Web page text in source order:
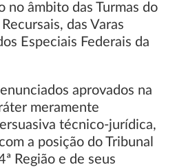
âmbito das Turmas do
das Varas
Especiais Federais da
aprovados na
meramente
técnico-jurídica,
a posição do Tribunal
Região e de seus